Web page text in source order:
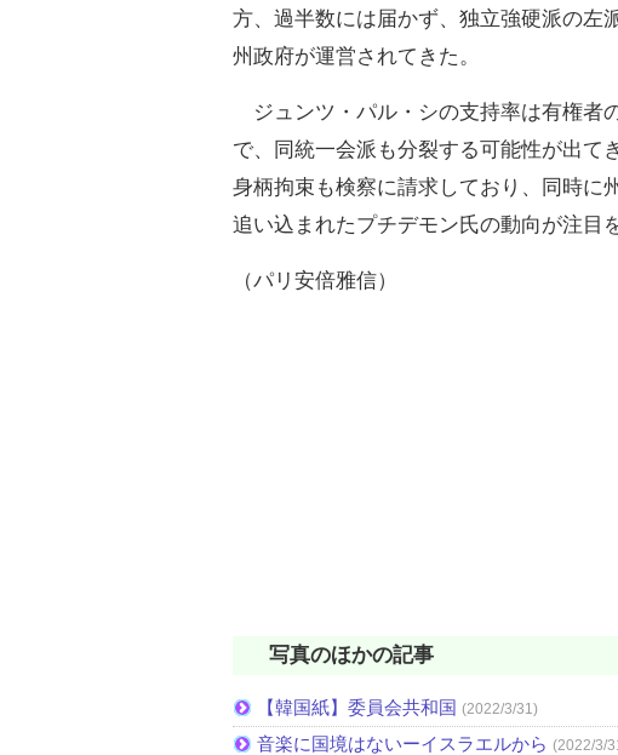
方、過半数には届かず、独立強硬派の左
州政府が運営されてきた。
ジュンツ・パル・シの支持率は有権者
で、同統一会派も分裂する可能性が出て
身柄拘束も検察に請求しており、同時に
追い込まれたプチデモン氏の動向が注目
（パリ安倍雅信）
写真のほかの記事
【韓国紙】委員会共和国 (2022/3/31)
音楽に国境はないーイスラエルから (2022/3/